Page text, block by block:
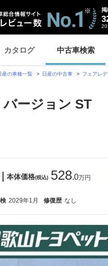
掲
カタログ 中古車検索
産の車種一覧 日産の中古車 フェアレ
ージョン ST
本体価格(税込) 528.0万円
2029年1月 修復歴 なし